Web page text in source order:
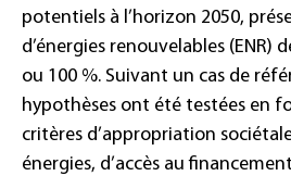
potentiels à l’horizon 2050,
d’énergies renouvelables (ENR)
ou 100 %. Suivant un cas de
hypothèses ont été testées en
critères d’appropriation
énergies, d’accès au